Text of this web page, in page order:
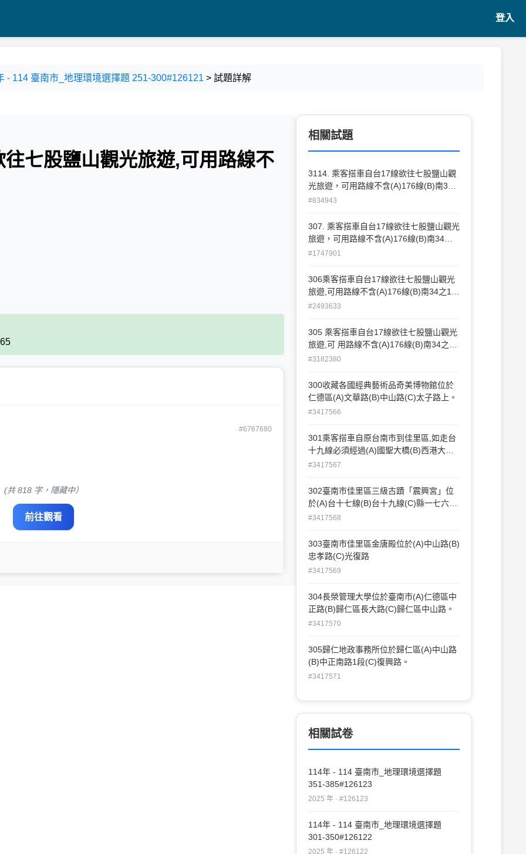
登入
- 114 臺南市_地理環境選擇題 251-300#126121 > 試題詳解
七股鹽山觀光旅遊,可用路線不
#6767680
(共 818 字，隱藏中）
前往觀看
相關試題
3114. 乘客搭車自台17線欲往七股鹽山觀
光旅遊，可用路線不含(A)176線(B)南34
之1線(C)南43線
#834943
307. 乘客搭車自台17線欲往七股鹽山觀光
旅遊，可用路線不含(A)176線(B)南34之1
線(C)南 43線
#1747901
306乘客搭車自台17線欲往七股鹽山觀光
旅遊,可用路線不含(A)176線(B)南34之1線
(C)南43線
#2493633
305 乘客搭車自台17線欲往七股鹽山觀光
旅遊,可 用路線不含(A)176線(B)南34之1
線(C)南43線
#3182380
300收藏各國經典藝術品奇美博物館位於
仁德區(A)文華路(B)中山路(C)太子路上。
#3417566
301乘客搭車自原台南市到佳里區,如走台
十九線必須經過(A)國聖大橋(B)西港大橋
(C)麻善大橋
#3417567
302臺南市佳里區三級古蹟「震興宮」位
於(A)台十七線(B)台十九線(C)縣一七六線
旁
#3417568
303臺南市佳里區金唐殿位於(A)中山路(B)
忠孝路(C)光復路
#3417569
304長榮管理大學位於臺南市(A)仁德區中
正路(B)歸仁區長大路(C)歸仁區中山路。
#3417570
305歸仁地政事務所位於歸仁區(A)中山路
(B)中正南路1段(C)復興路。
#3417571
相關試卷
114年 - 114 臺南市_地理環境選擇題
351-385#126123
2025 年 · #126123
114年 - 114 臺南市_地理環境選擇題
301-350#126122
2025 年 · #126122